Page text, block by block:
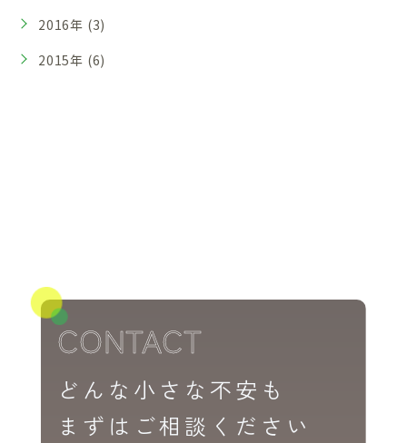
2016年 (3)
2015年 (6)
CONTACT
どんな小さな不安も
まずはご相談ください